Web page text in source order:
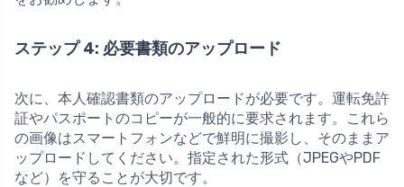
ステップ 4: 必要書類のアップロード
次に、本人確認書類のアップロードが必要です。運転免許
証やパスポートのコピーが一般的に要求されます。これら
の画像はスマートフォンなどで鮮明に撮影し、そのままア
ップロードしてください。指定された形式（JPEGやPDF
など）を守ることが大切です。